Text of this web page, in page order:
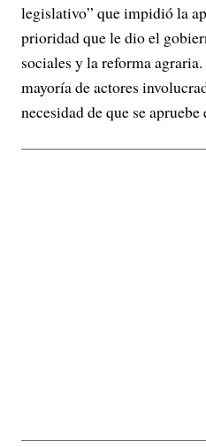
legislativo” que impidió la
prioridad que le dio el
sociales y la reforma
mayoría de actores
necesidad de que se apruebe